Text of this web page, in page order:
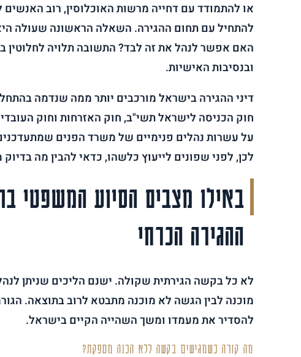
או להתמודד עם דחייה מרשות האוכלוסין, רוב
להתחיל עם תחום ההגירה. השאלה הראשונה שעולה
האם אפשר לנהל את זה לבד? התשובה תלויה לחלוטין
ובנסיבות האישיות.
דיני ההגירה בישראל מורכבים יותר ממה שנדמה
חוק הכניסה לישראל תשי"ב, חוק האזרחות וחוק
על עשרות נהלים פנימיים של משרד הפנים
לכן, לפני שפונים לייעוץ כלשהו, כדאי להבין מה
באילו מצבים הסיוע המשפטי
ההגירה הכרחי
לא כל בקשה הגירתית שקולה. ישנם הליכים שניתן
מוכנה לבין הגשה לא מוכנה מתבטא לרוב בתוצאה.
להסדיר את מעמדו ומשך השהייה הקיים בישראל.
מה קורה כשמגישים בקשה ללא הכנה מספקת?